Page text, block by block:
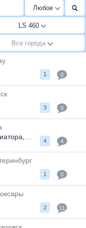
Любое
LS 460
Все города
1 0
3 0
Бампер передний
4 4
1 0
2 11